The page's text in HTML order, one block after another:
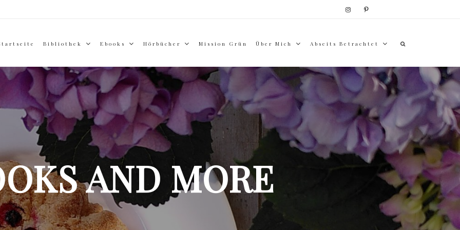
Bibliothek Ebooks Hörbücher Mission Grün Über Mich Abseits Betrachtet
AND MORE